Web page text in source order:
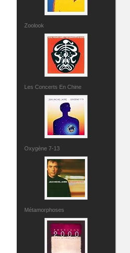
Zoolook
Les Concerts En Chine
Oxygène 7-13
Métamorphoses